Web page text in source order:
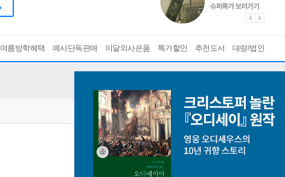
여름방학혜택 예사단독판매 이달의사은품 특가할인 추천도서 대량/법인